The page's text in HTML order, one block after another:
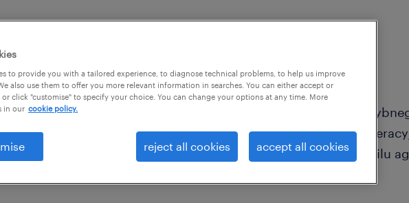
Dla naszego klienta, lidera branży przetwórstwa
poszukujemy osoby na stanowisko Dyrektorki
Dyrektora Operacyjnego spółki powiązanej o profilu
to provide you with a tailored experience, to diagnose technical problems, to help us improve
also use them to offer you more relevant information in searches. You can either accept or
click "customise" to specify your choice. You can change your options at any time. More
in our cookie policy.
reject all cookies accept all cookies